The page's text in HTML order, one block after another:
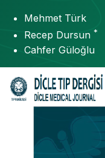
Mehmet Türk
Recep Dursun *
Cahfer Güloğlu